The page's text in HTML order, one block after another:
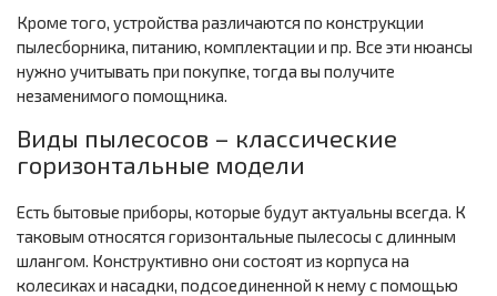
Кроме того, устройства различаются по конструкции
пылесборника, питанию, комплектации и пр. Все эти нюансы
нужно учитывать при покупке, тогда вы получите
незаменимого помощника.
Виды пылесосов – классические
горизонтальные модели
Есть бытовые приборы, которые будут актуальны всегда. К
таковым относятся горизонтальные пылесосы с длинным
шлангом. Конструктивно они состоят из корпуса на
колесиках и насадки, подсоединенной к нему с помощью